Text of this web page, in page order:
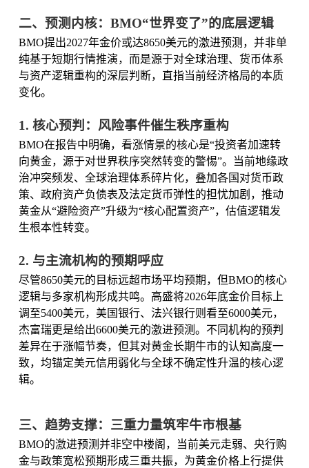
二、预测内核：BMO“世界变了”的底层逻辑
BMO提出2027年金价或达8650美元的激进预测，并非单
纯基于短期行情推演，而是源于对全球治理、货币体系
与资产逻辑重构的深层判断，直指当前经济格局的本质
变化。
1. 核心预判：风险事件催生秩序重构
BMO在报告中明确，看涨情景的核心是“投资者加速转
向黄金，源于对世界秩序突然转变的警惕”。当前地缘政
治冲突频发、全球治理体系碎片化，叠加各国对货币政
策、政府资产负债表及法定货币弹性的担忧加剧，推动
黄金从“避险资产”升级为“核心配置资产”，估值逻辑发
生根本性转变。
2. 与主流机构的预期呼应
尽管8650美元的目标远超市场平均预期，但BMO的核心
逻辑与多家机构形成共鸣。高盛将2026年底金价目标上
调至5400美元，美国银行、法兴银行则看至6000美元，
杰富瑞更是给出6600美元的激进预测。不同机构的预判
差异在于涨幅节奏，但其对黄金长期牛市的认知高度一
致，均锚定美元信用弱化与全球不确定性升温的核心逻
辑。
三、趋势支撑：三重力量筑牢牛市根基
BMO的激进预测并非空中楼阁，当前美元走弱、央行购
金与政策宽松预期形成三重共振，为黄金价格上行提供